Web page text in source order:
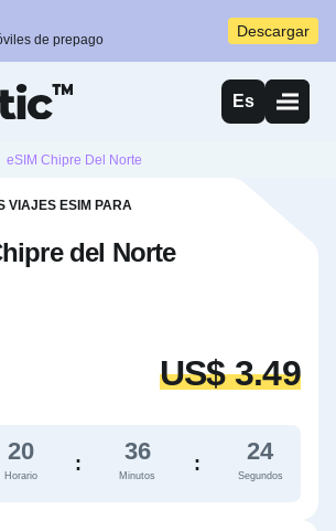
de prepago Descargar
Es
eSIM Chipre Del Norte
VIAJES ESIM PARA
del Norte
US$ 3.49
20
Horario
: 36
Minutos
: 23
Segundos